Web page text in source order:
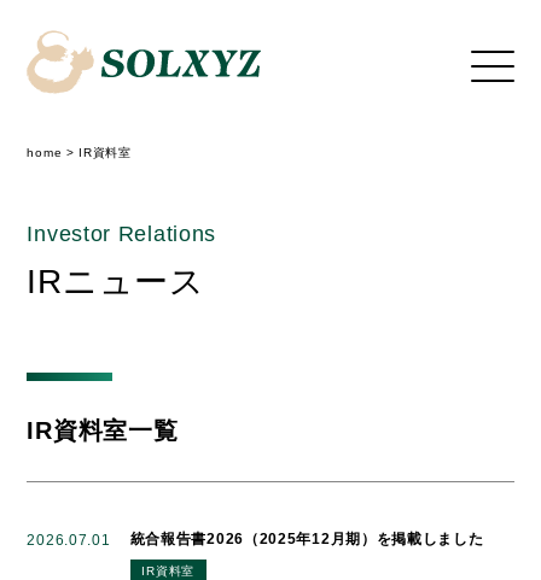
home > IR資料室
Investor Relations
IRニュース
IR資料室一覧
2026.07.01 統合報告書2026（2025年12月期）を掲載しました
IR資料室